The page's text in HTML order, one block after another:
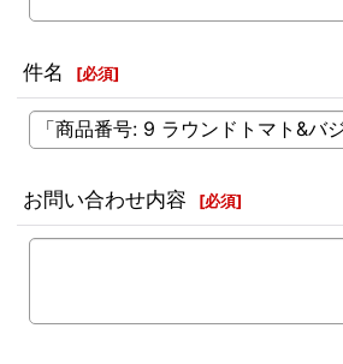
件名 [必須]
お問い合わせ内容 [必須]